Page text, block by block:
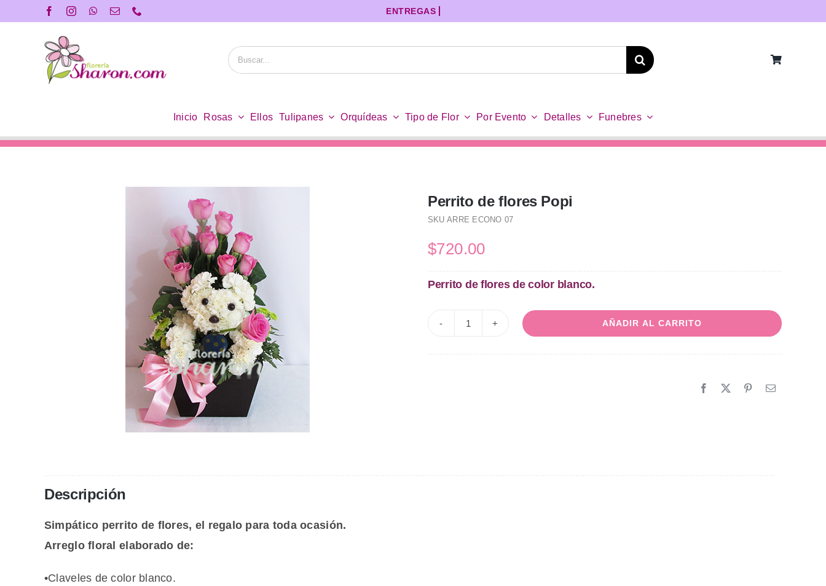
contenido
Buscar:
Inicio Rosas Ellos Tulipanes Orquídeas Tipo de Flor Por Evento Detalles Funebres
Perrito de flores Popi
SKUARRE ECONO 07
$720.00
Perrito de flores de color blanco.
AÑADIR AL CARRITO
Descripción
Simpático perrito de flores, el regalo para toda ocasión.
Arreglo floral elaborado de:
•Claveles de color blanco.